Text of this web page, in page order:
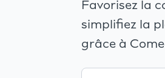
Favorisez la
simplifiez la
grâce à